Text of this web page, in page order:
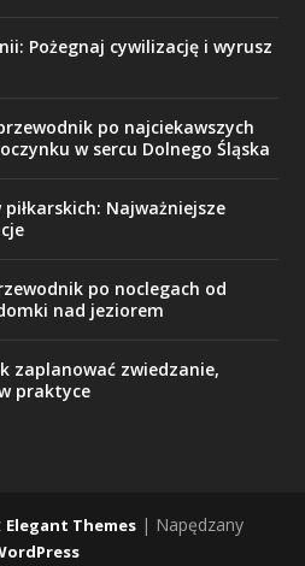
Pożegnaj cywilizację i wyrusz
po najciekawszych
w sercu Dolnego Śląska
Najważniejsze
po noclegach od
nad jeziorem
zaplanować zwiedzanie,
praktyce
Elegant Themes | Napędzany